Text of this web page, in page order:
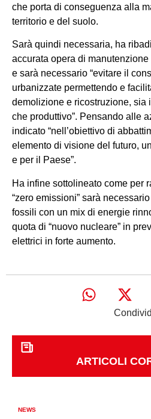
che porta di conseguenza alla
territorio e del suolo.
Sarà quindi necessaria, ha
accurata opera di
e sarà necessario “evitare il
urbanizzate permettendo e
demolizione e ricostruzione, sia
che produttivo”. Pensando alle
indicato “nell’obiettivo di
elemento di visione del futuro,
e per il Paese”.
Ha infine sottolineato come per
“zero emissioni” sarà
fossili con un mix di energie
quota di “nuovo nucleare” in
elettrici in forte aumento.
ARTICOLI
NEWS